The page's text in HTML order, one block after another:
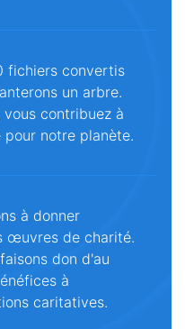
fichiers convertis
un arbre.
contribuez à
notre planète.
à donner
œuvres de charité.
don d'au
à
caritatives.